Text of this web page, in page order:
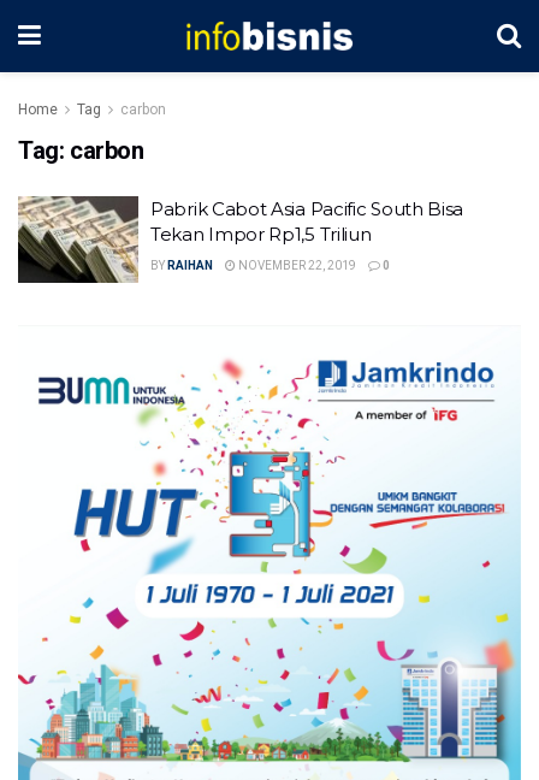
Home Tag carbon
Tag: carbon
Pabrik Cabot Asia Pacific South Bisa
Tekan Impor Rp1,5 Triliun
BY RAIHAN NOVEMBER 22, 2019 0